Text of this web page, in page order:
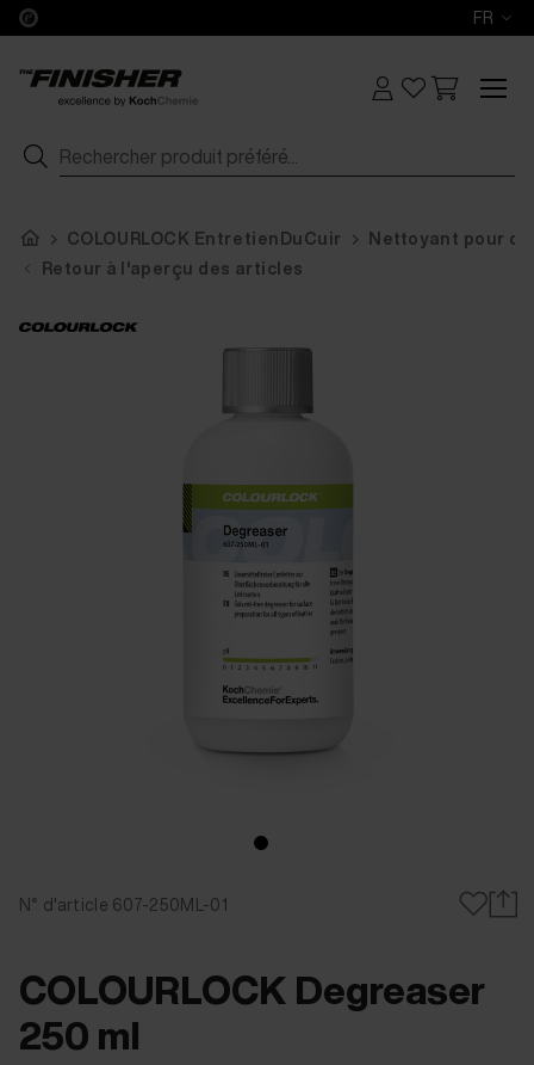
FR
COLOURLOCK EntretienDuCuir
Nettoyant pour
Retour à l'aperçu des articles
N° d'article 607-250ML-01
COLOURLOCK Degreaser
250 ml